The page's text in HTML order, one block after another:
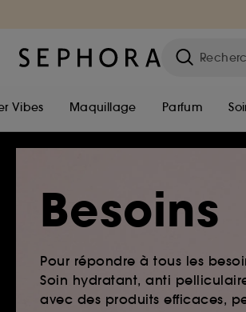
Vibes Maquillage Parfum
Besoins
Pour répondre à tous les
Soin hydratant, anti
avec des produits efficaces,